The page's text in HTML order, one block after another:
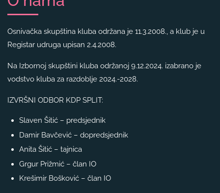
Osnivačka skupština kluba održana je 11.3.2008., a klub je u
Registar udruga upisan 2.4.2008.
Na Izbornoj skupštini kluba održanoj 9.12.2024. izabrano je
vodstvo kluba za razdoblje 2024.-2028.
IZVRŠNI ODBOR KDP SPLIT:
Slaven Šitić – predsjednik
Damir Bavčević – dopredsjednik
Anita Šitić – tajnica
Grgur Prižmić – član IO
Krešimir Bošković – član IO